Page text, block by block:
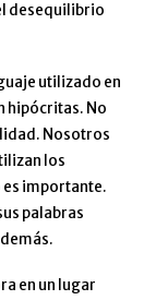
desequilibrio
utilizado en
hipócritas. No
Nosotros
los
importante.
palabras
en un lugar